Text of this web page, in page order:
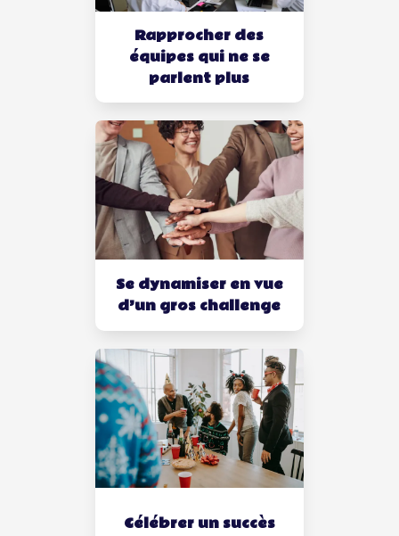
Rapprocher des
équipes qui ne se
parlent plus
Se dynamiser en vue
d’un gros challenge
Célébrer un succès